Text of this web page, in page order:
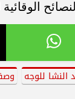
النشا للوجه